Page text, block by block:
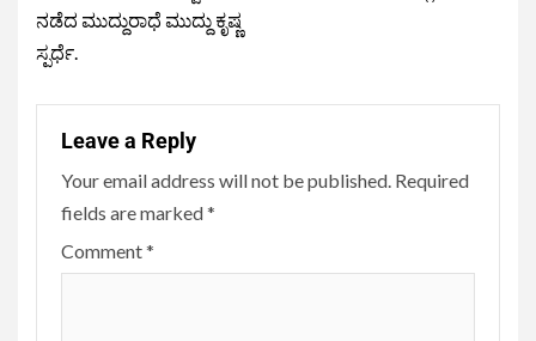
ನಡೆದ ಮುದ್ದುರಾಧೆ ಮುದ್ದು ಕೃಷ್ಣ
ಸ್ಪರ್ಧೆ.
Leave a Reply
Your email address will not be published. Required
fields are marked*
Comment*